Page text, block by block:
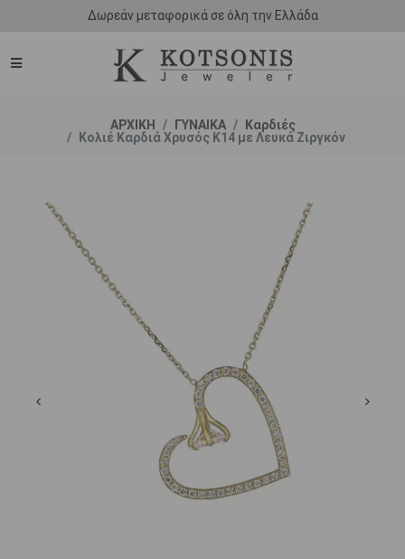
Δωρεάν μεταφορικά σε όλη την Ελλάδα
ΑΡΧΙΚΗ ΓΥΝΑΙΚΑ
Καρδιές
Κολιέ Καρδιά Χρυσός Κ14 με Λευκά Ζιργκόν